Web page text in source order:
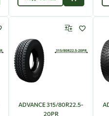
ADVANCE 315/80R22.5-
20PR